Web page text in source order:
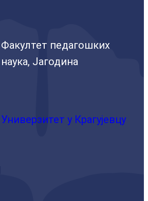
Факултет педагошких
наука, Јагодина
Универзитет у Крагујевцу